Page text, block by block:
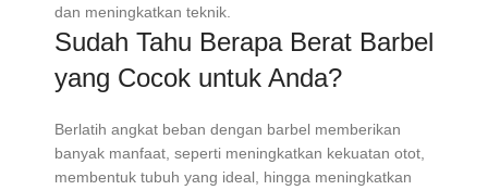
dan meningkatkan teknik.
Sudah Tahu Berapa Berat Barbel
yang Cocok untuk Anda?
Berlatih angkat beban dengan barbel memberikan
banyak manfaat, seperti meningkatkan kekuatan otot,
membentuk tubuh yang ideal, hingga meningkatkan